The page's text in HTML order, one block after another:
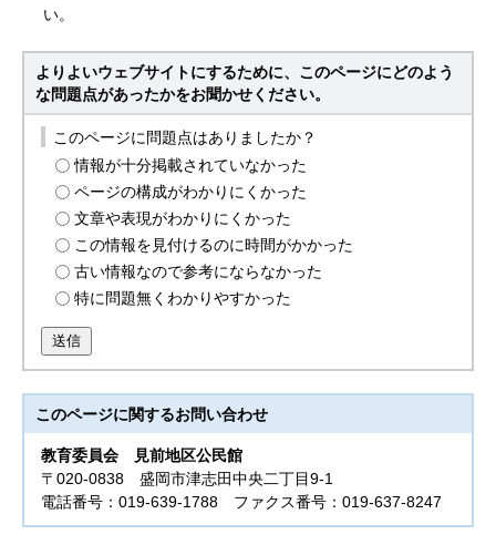
い。
よりよいウェブサイトにするために、このページにどのよう
な問題点があったかをお聞かせください。
このページに問題点はありましたか？
情報が十分掲載されていなかった
ページの構成がわかりにくかった
文章や表現がわかりにくかった
この情報を見付けるのに時間がかかった
古い情報なので参考にならなかった
特に問題無くわかりやすかった
送信
このページに関するお問い合わせ
教育委員会
見前地区公民館
〒020-0838 盛岡市津志田中央二丁目9-1
電話番号：019-639-1788 ファクス番号：019-637-8247